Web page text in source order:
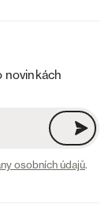
novinkách
osobních údajů.